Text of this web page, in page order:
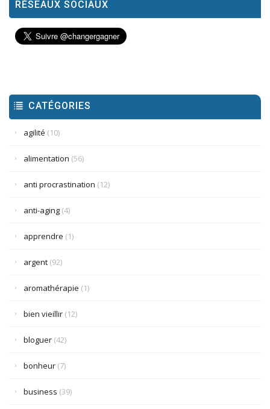
RÉSEAUX SOCIAUX
CATÉGORIES
agilité (10)
alimentation (56)
anti procrastination (12)
anti-aging (4)
apprendre (1)
argent (92)
aromathérapie (1)
bien vieillir (12)
bloguer (42)
bonheur (7)
business (39)